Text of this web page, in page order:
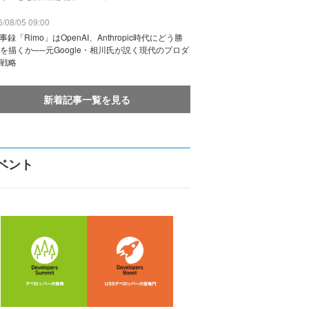
08/05 09:00
録「Rimo」はOpenAI、Anthropic時代にどう勝
描くか──元Google・相川氏が説く現代のプロダ
略
新着記事一覧を見る
ント